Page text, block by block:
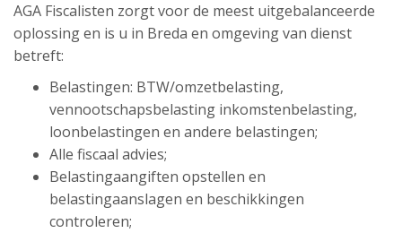
AGA Fiscalisten zorgt voor de meest uitgebalanceerde
oplossing en is u in Breda en omgeving van dienst
betreft:
Belastingen: BTW/omzetbelasting,
vennootschapsbelasting inkomstenbelasting,
loonbelastingen en andere belastingen;
Alle fiscaal advies;
Belastingaangiften opstellen en
belastingaanslagen en beschikkingen
controleren;